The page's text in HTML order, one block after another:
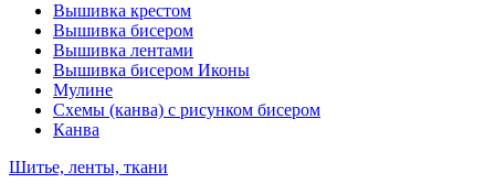
Вышивка крестом
Вышивка бисером
Вышивка лентами
Вышивка бисером Иконы
Мулине
Схемы (канва) с рисунком бисером
Канва
Шитье, ленты, ткани